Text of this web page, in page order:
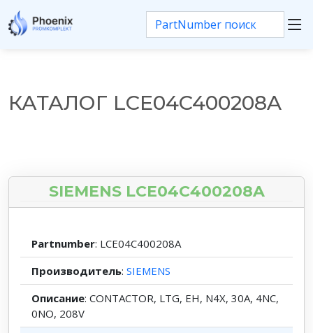
КАТАЛОГ LCE04C400208A
SIEMENS LCE04C400208A
Partnumber: LCE04C400208A
Производитель: SIEMENS
Описание: CONTACTOR, LTG, EH, N4X, 30A, 4NC,
0NO, 208V